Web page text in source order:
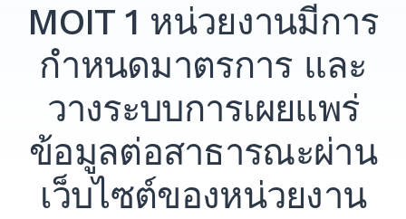
MOIT 1 หน่วยงานมีการ
กำหนดมาตรการ และ
วางระบบการเผยแพร่
ข้อมูลต่อสาธารณะผ่าน
เว็บไซต์ของหน่วยงาน